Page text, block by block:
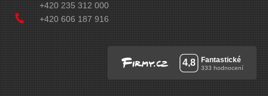
+420 235 312 000
+420 606 187 916